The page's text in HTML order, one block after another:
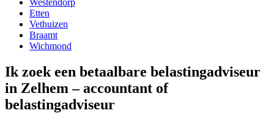
Etten
Vethuizen
Braamt
Wichmond
Ik zoek een betaalbare belastingadviseur
in Zelhem – accountant of
belastingadviseur